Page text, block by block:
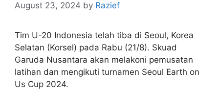
August 23, 2024 by Razief
Tim U-20 Indonesia telah tiba di Seoul, Korea
Selatan (Korsel) pada Rabu (21/8). Skuad
Garuda Nusantara akan melakoni pemusatan
latihan dan mengikuti turnamen Seoul Earth on
Us Cup 2024.